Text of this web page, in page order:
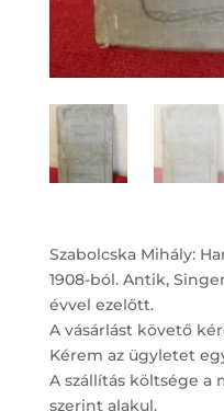
Szabolcska Mihály:
1908-ból. Antik,
évvel ezelőtt.
A vásárlást követő
Kérem az ügyletet
A szállítás költsége a
szerint alakul.